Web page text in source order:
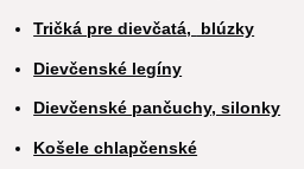
Tričká pre dievčatá, blúzky
Dievčenské legíny
Dievčenské pančuchy, silonky
Košele chlapčenské